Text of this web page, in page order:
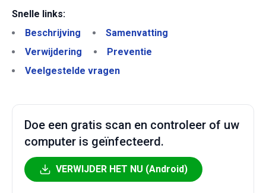
Snelle links:
Beschrijving
Samenvatting
Verwijdering
Preventie
Veelgestelde vragen
Doe een gratis scan en controleer of uw
computer is geïnfecteerd.
VERWIJDER HET NU (Android)